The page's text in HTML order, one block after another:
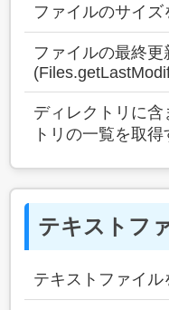
ファイルのサイ
ファイルの最終
ディレクトリに含
トリの一覧を取
テキストフ
テキストファイル